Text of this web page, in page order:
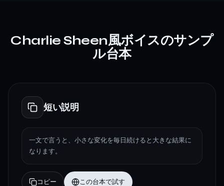
Charlie Sheen風ボイスのサンプ
ル台本
短い説明
一文で言うと、小さな変化を毎日続けると大きな結果に
なります。
コピー この台本で試す